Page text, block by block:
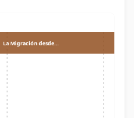
La Migración desde…